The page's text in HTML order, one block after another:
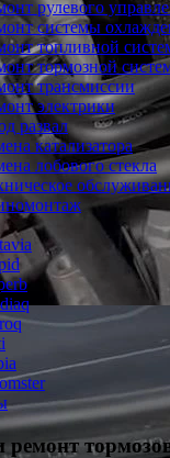
рулевого
системы
топливной
тормозной
трансмиссии
электрики
развал
катализатора
лобового стекла
ремонт